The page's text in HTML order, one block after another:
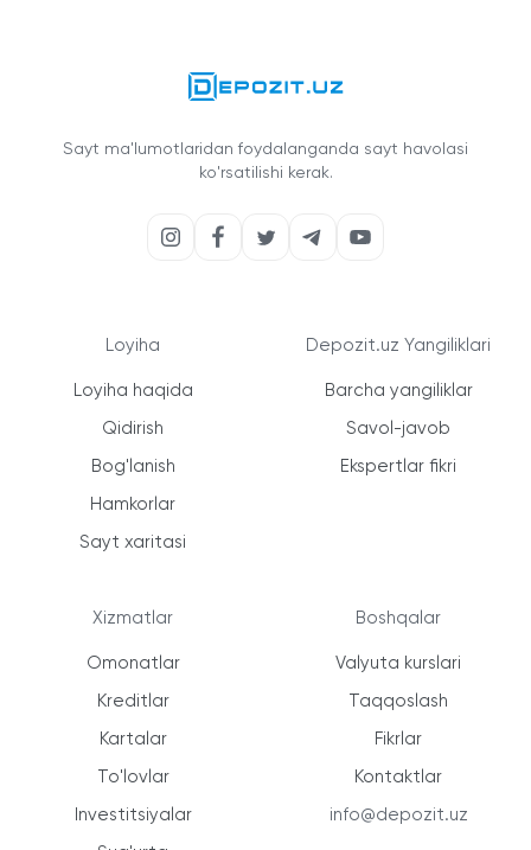
Sayt ma'lumotlaridan foydalanganda sayt havolasi
ko'rsatilishi kerak.
Loyiha
Loyiha haqida
Qidirish
Bog'lanish
Hamkorlar
Sayt xaritasi
Xizmatlar
Omonatlar
Kreditlar
Kartalar
To'lovlar
Investitsiyalar
Depozit.uz Yangiliklari
Barcha yangiliklar
Savol-javob
Ekspertlar fikri
Boshqalar
Valyuta kurslari
Taqqoslash
Fikrlar
Kontaktlar
info@depozit.uz